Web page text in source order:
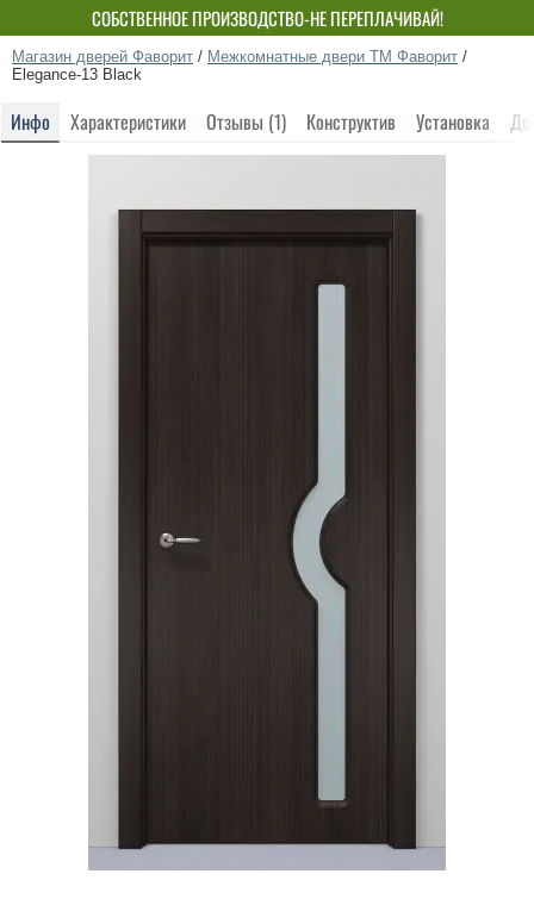
СОБСТВЕННОЕ ПРОИЗВОДСТВО-НЕ ПЕРЕПЛАЧИВАЙ!
Магазин дверей Фаворит / Межкомнатные двери ТМ Фаворит /
Elegance-13 Black
Инфо Характеристики Отзывы (1) Конструктив Установка